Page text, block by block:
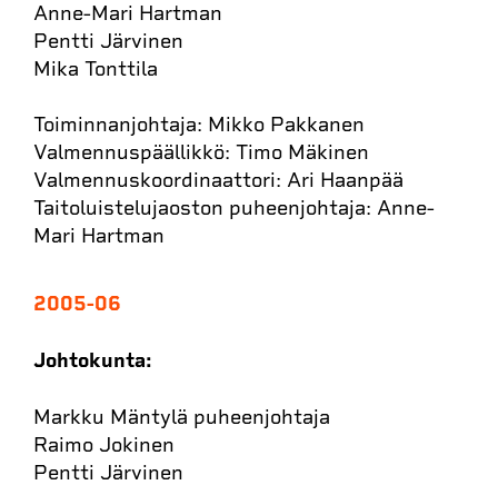
Anne-Mari Hartman
Pentti Järvinen
Mika Tonttila
Toiminnanjohtaja: Mikko Pakkanen
Valmennuspäällikkö: Timo Mäkinen
Valmennuskoordinaattori: Ari Haanpää
Taitoluistelujaoston puheenjohtaja: Anne-
Mari Hartman
2005-06
Johtokunta:
Markku Mäntylä puheenjohtaja
Raimo Jokinen
Pentti Järvinen